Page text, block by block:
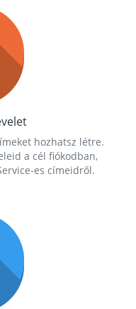
hozhatsz létre.
a cél fiókodban,
es címeidről.